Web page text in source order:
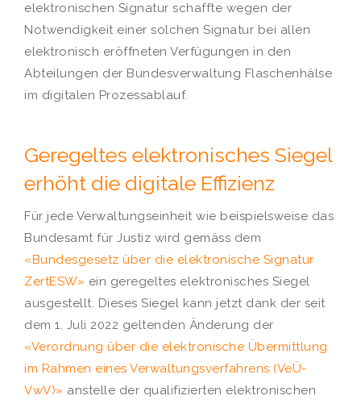
elektronischen Signatur schaffte wegen der
Notwendigkeit einer solchen Signatur bei allen
elektronisch eröffneten Verfügungen in den
Abteilungen der Bundesverwaltung Flaschenhälse
im digitalen Prozessablauf.
Geregeltes elektronisches Siegel
erhöht die digitale Effizienz
Für jede Verwaltungseinheit wie beispielsweise das
Bundesamt für Justiz wird gemäss dem
«Bundesgesetz über die elektronische Signatur
ZertESW» ein geregeltes elektronisches Siegel
ausgestellt. Dieses Siegel kann jetzt dank der seit
dem 1. Juli 2022 geltenden Änderung der
«Verordnung über die elektronische Übermittlung
im Rahmen eines Verwaltungsverfahrens (VeÜ-
VwV)» anstelle der qualifizierten elektronischen